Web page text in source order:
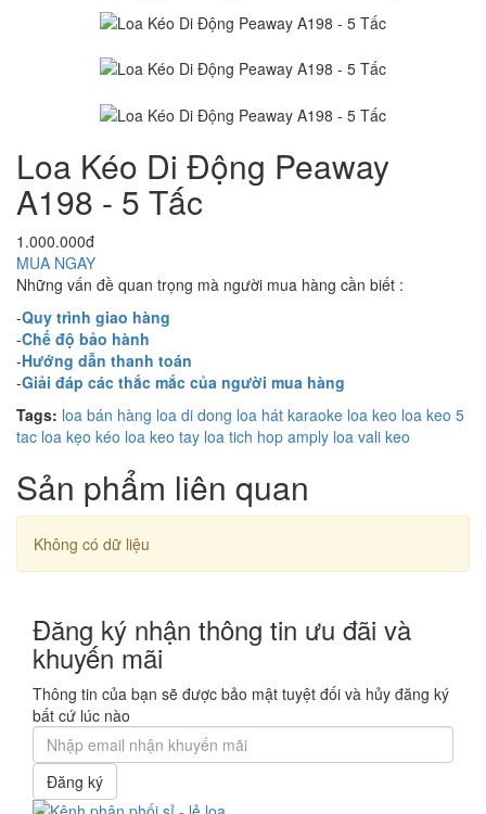
Loa Kéo Di Động Peaway
A198 - 5 Tấc
1.000.000đ
MUA NGAY
Những vấn đề quan trọng mà người mua hàng cần biết :
-Quy trình giao hàng
-Chế độ bảo hành
-Hướng dẫn thanh toán
-Giải đáp các thắc mắc của người mua hàng
Tags: loa bán hàng loa di dong loa hát karaoke loa keo loa keo 5
tac loa kẹo kéo loa keo tay loa tich hop amply loa vali keo
Sản phẩm liên quan
Không có dữ liệu
Đăng ký nhận thông tin ưu đãi và
khuyến mãi
Thông tin của bạn sẽ được bảo mật tuyệt đối và hủy đăng ký
bất cứ lúc nào
Đăng ký